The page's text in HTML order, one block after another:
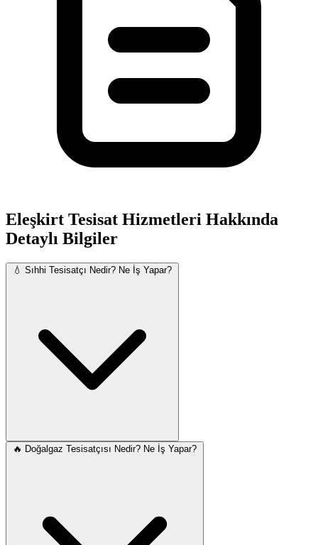
Eleşkirt Tesisat Hizmetleri Hakkında
Detaylı Bilgiler
💧 Sıhhi Tesisatçı Nedir? Ne İş Yapar?
🔥 Doğalgaz Tesisatçısı Nedir? Ne İş Yapar?